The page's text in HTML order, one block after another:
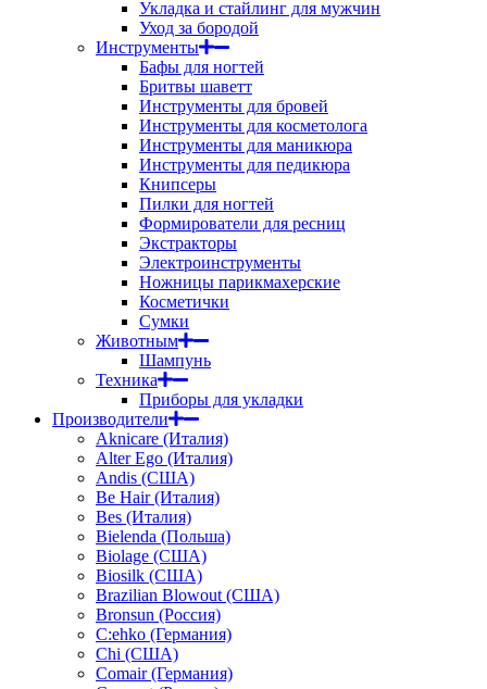
Укладка и стайлинг для мужчин
Уход за бородой
Инструменты
Бафы для ногтей
Бритвы шаветт
Инструменты для бровей
Инструменты для косметолога
Инструменты для маникюра
Инструменты для педикюра
Книпсеры
Пилки для ногтей
Формирователи для ресниц
Экстракторы
Электроинструменты
Ножницы парикмахерские
Косметички
Сумки
Животным
Шампунь
Техника
Приборы для укладки
Производители
Aknicare (Италия)
Alter Ego (Италия)
Andis (США)
Be Hair (Италия)
Bes (Италия)
Bielenda (Польша)
Biolage (США)
Biosilk (США)
Brazilian Blowout (США)
Bronsun (Россия)
C:ehko (Германия)
Chi (США)
Comair (Германия)